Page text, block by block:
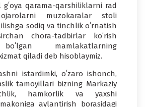
qarama-qarshiliklarni rad
muzokaralar stoli
sodiq va tinchlik oʻrnatish
chora-tadbirlar koʻrish
mamlakatlarning
qiladi deb hisoblaymiz.
istardimki, oʻzaro ishonch,
tamoyillari bizning Markaziy
hamkorlik va yaxshi
aylantirish borasidagi